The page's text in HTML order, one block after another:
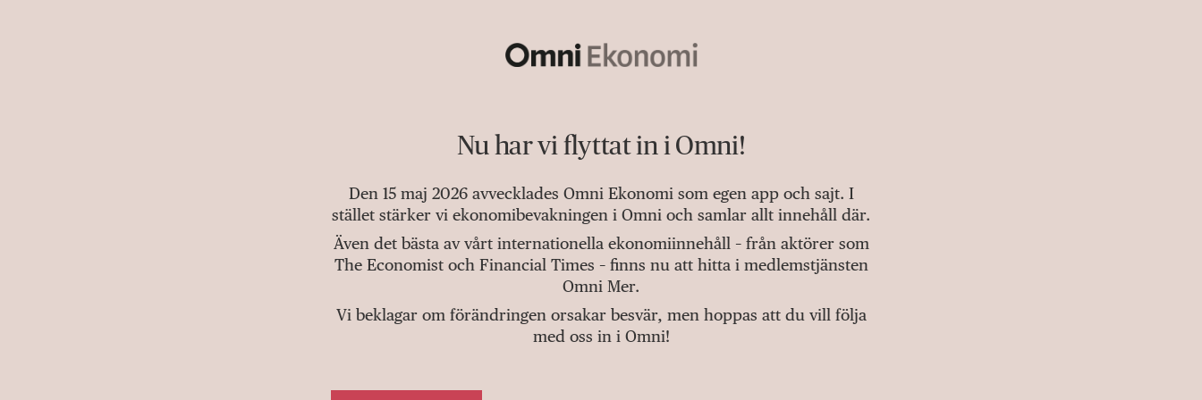
Nu har vi flyttat in i Omni!
Den 15 maj 2026 avvecklades Omni Ekonomi som egen app och sajt. I
stället stärker vi ekonomibevakningen i Omni och samlar allt innehåll där.
Även det bästa av vårt internationella ekonomiinnehåll – från aktörer som
The Economist och Financial Times – finns nu att hitta i medlemstjänsten
Omni Mer.
Vi beklagar om förändringen orsakar besvär, men hoppas att du vill följa
med oss in i Omni!